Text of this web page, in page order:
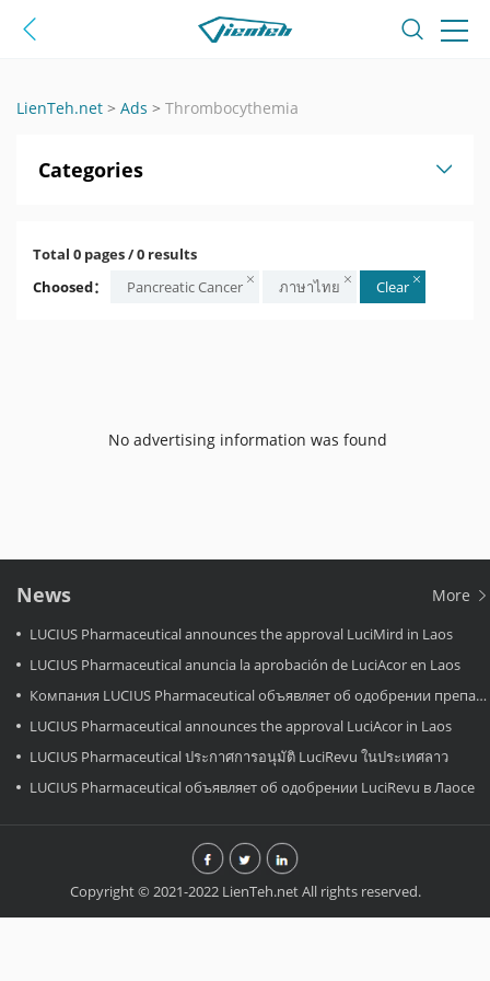
LienTeh.net > Ads > Thrombocythemia
Categories
Total 0 pages / 0 results
Choosed：
Pancreatic Cancer ภาษาไทย Clear
No advertising information was found
News More
LUCIUS Pharmaceutical announces the approval LuciMird in Laos
LUCIUS Pharmaceutical anuncia la aprobación de LuciAcor en Laos
Компания LUCIUS Pharmaceutical объявляет об одобрении препарата LuciAcor в Лаосе.
LUCIUS Pharmaceutical announces the approval LuciAcor in Laos
LUCIUS Pharmaceutical ประกาศการอนุมัติ LuciRevu ในประเทศลาว
LUCIUS Pharmaceutical объявляет об одобрении LuciRevu в Лаосе
Copyright © 2021-2022 LienTeh.net All rights reserved.